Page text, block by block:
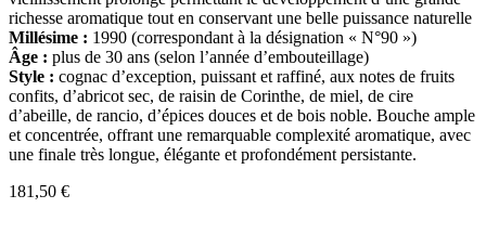
richesse aromatique tout en conservant une belle puissance naturelle
Millésime : 1990 (correspondant à la désignation « N°90 »)
Âge : plus de 30 ans (selon l’année d’embouteillage)
Style : cognac d’exception, puissant et raffiné, aux notes de fruits
confits, d’abricot sec, de raisin de Corinthe, de miel, de cire
d’abeille, de rancio, d’épices douces et de bois noble. Bouche ample
et concentrée, offrant une remarquable complexité aromatique, avec
une finale très longue, élégante et profondément persistante.
181,50 €